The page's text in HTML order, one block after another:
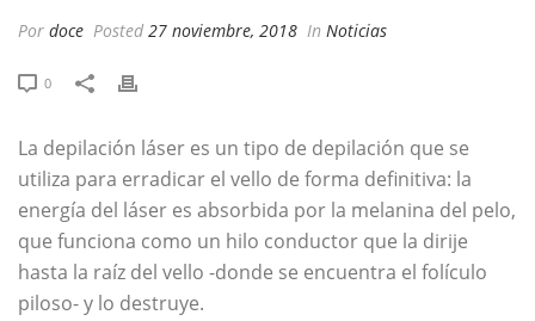
Por doce Posted 27 noviembre, 2018 In Noticias
0
La depilación láser es un tipo de depilación que se
utiliza para erradicar el vello de forma definitiva: la
energía del láser es absorbida por la melanina del pelo,
que funciona como un hilo conductor que la dirije
hasta la raíz del vello -donde se encuentra el folículo
piloso- y lo destruye.